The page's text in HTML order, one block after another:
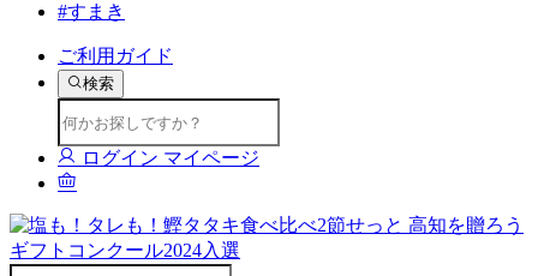
#すまき
ご利用ガイド
検索
ログイン マイページ